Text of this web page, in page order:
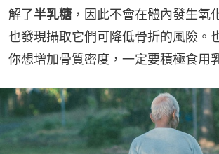
解了半乳糖 ，因此不會在體內發生氧
也發現攝取它們可降低骨折的風險。
你想增加骨質密度，一定要積極食用